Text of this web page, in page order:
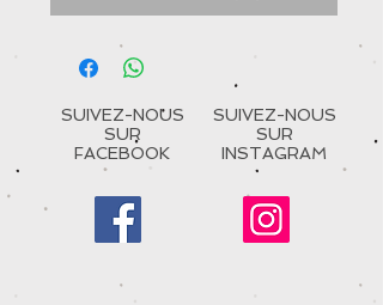
SUIVEZ-NOUS
SUR
FACEBOOK
SUIVEZ-NOUS
SUR
INSTAGRAM